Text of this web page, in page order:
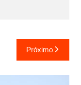
Próximo